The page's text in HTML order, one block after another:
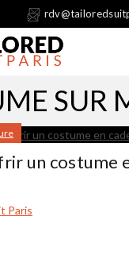
SUR
un costume
Paris